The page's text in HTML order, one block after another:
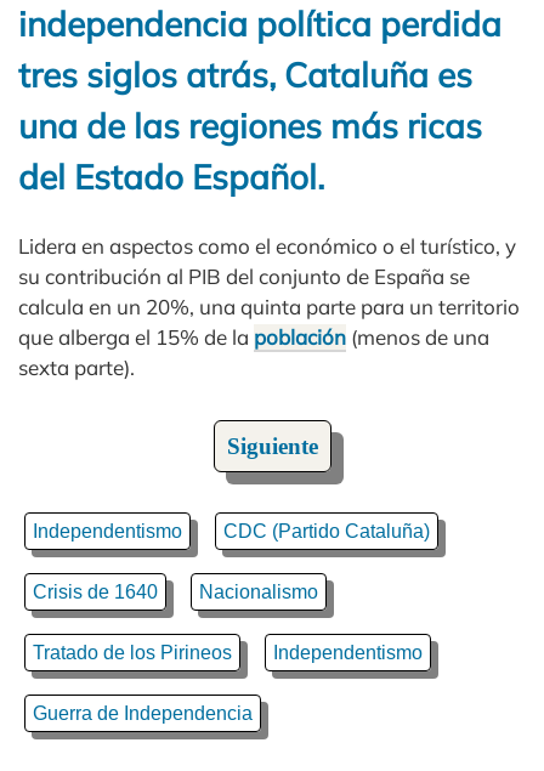
independencia política perdida
tres siglos atrás, Cataluña es
una de las regiones más ricas
del Estado Español.
Lidera en aspectos como el económico o el turístico, y
su contribución al PIB del conjunto de España se
calcula en un 20%, una quinta parte para un territorio
que alberga el 15% de la población (menos de una
sexta parte).
Siguiente
Independentismo CDC (Partido Cataluña)
Crisis de 1640 Nacionalismo
Tratado de los Pirineos Independentismo
Guerra de Independencia